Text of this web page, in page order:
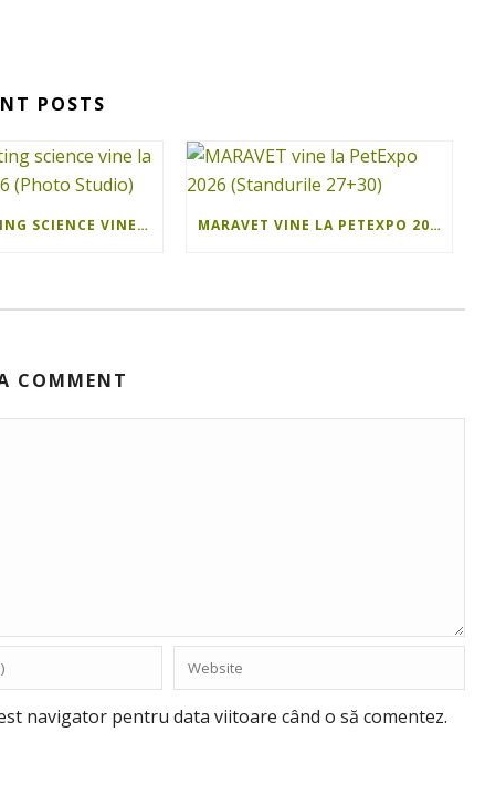
POSTS
ISEE SHOOTING SCIENCE VINE LA PETEXPO 2026 (PHOTO STUDIO) MARAVET VINE LA PETEXPO 2026 (STANDURILE 27+30)
COMMENT
navigator pentru data viitoare când o să comentez.